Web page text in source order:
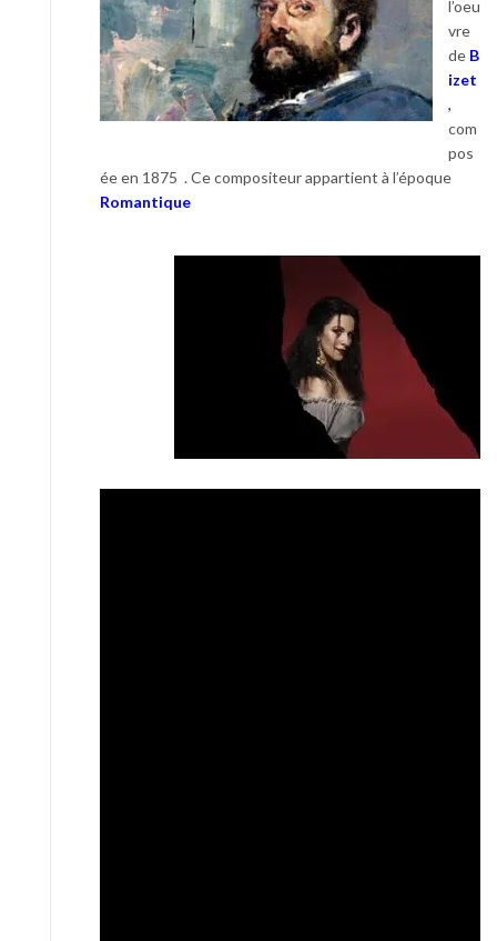
l’oeu
vre
de B
izet
,
com
pos
ée en 1875 . Ce compositeur appartient à l’époque
Romantique